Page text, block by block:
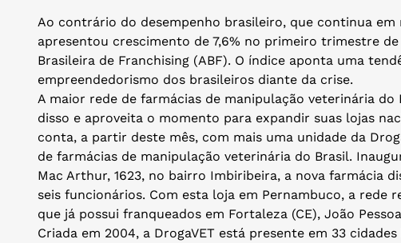
Ao contrário do desempenho brasileiro, que continua
apresentou crescimento de 7,6% no primeiro trimestre de
Brasileira de Franchising (ABF). O índice aponta uma
empreendedorismo dos brasileiros diante da crise.
A maior rede de farmácias de manipulação veterinária do
disso e aproveita o momento para expandir suas lojas
conta, a partir deste mês, com mais uma unidade da
de farmácias de manipulação veterinária do Brasil.
Mac Arthur, 1623, no bairro Imbiribeira, a nova farmácia
seis funcionários. Com esta loja em Pernambuco, a rede
que já possui franqueados em Fortaleza (CE), João
Criada em 2004, a DrogaVET está presente em 33